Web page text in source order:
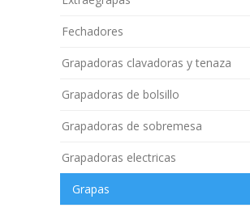
Fechadores
Grapadoras clavadoras y tenaza
Grapadoras de bolsillo
Grapadoras de sobremesa
Grapadoras electricas
Grapas